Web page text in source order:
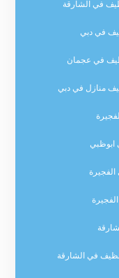
في الشارقة
في دبي
في عجمان
منازل في دبي
في الشارقة